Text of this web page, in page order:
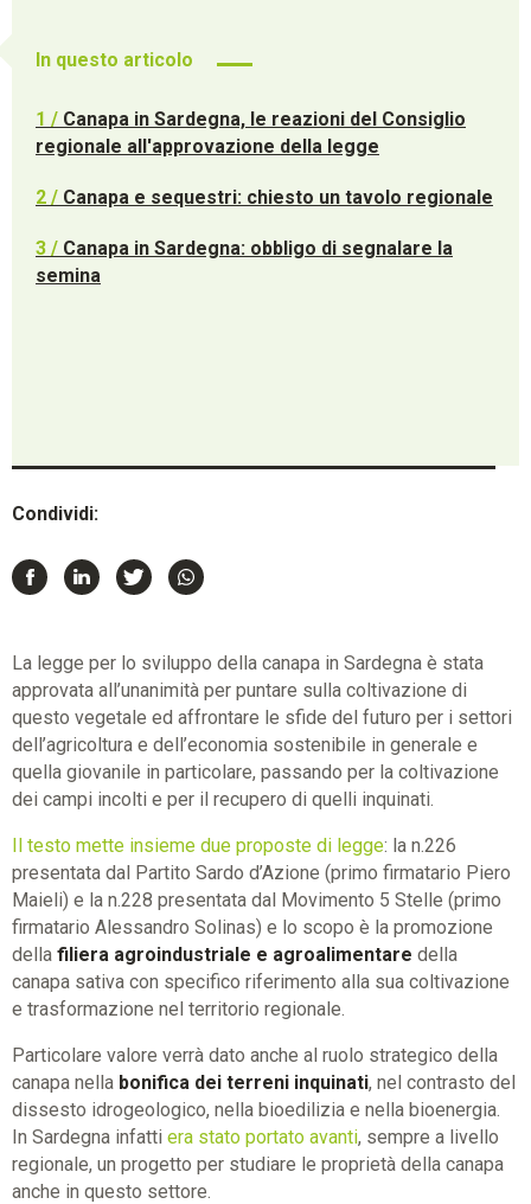
In questo articolo
1 / Canapa in Sardegna, le reazioni del Consiglio
regionale all'approvazione della legge
2 / Canapa e sequestri: chiesto un tavolo regionale
3 / Canapa in Sardegna: obbligo di segnalare la
semina
Condividi:
La legge per lo sviluppo della canapa in Sardegna è stata
approvata all’unanimità per puntare sulla coltivazione di
questo vegetale ed affrontare le sfide del futuro per i settori
dell’agricoltura e dell’economia sostenibile in generale e
quella giovanile in particolare, passando per la coltivazione
dei campi incolti e per il recupero di quelli inquinati.
Il testo mette insieme due proposte di legge: la n.226
presentata dal Partito Sardo d’Azione (primo firmatario Piero
Maieli) e la n.228 presentata dal Movimento 5 Stelle (primo
firmatario Alessandro Solinas) e lo scopo è la promozione
della filiera agroindustriale e agroalimentare della
canapa sativa con specifico riferimento alla sua coltivazione
e trasformazione nel territorio regionale.
Particolare valore verrà dato anche al ruolo strategico della
canapa nella bonifica dei terreni inquinati, nel contrasto del
dissesto idrogeologico, nella bioedilizia e nella bioenergia.
In Sardegna infatti era stato portato avanti, sempre a livello
regionale, un progetto per studiare le proprietà della canapa
anche in questo settore.